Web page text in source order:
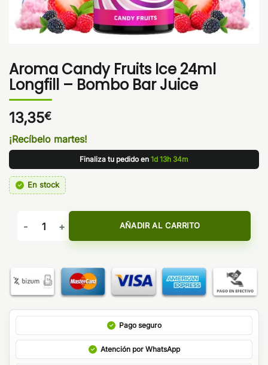
Aroma Candy Fruits Ice 24ml
Longfill – Bombo Bar Juice
13,35€
¡Recíbelo martes!
Finaliza tu pedido en 1d 13h 34m
En stock
Aroma Candy Fruits Ice 24ml Longfill - Bombo Bar Juice
AÑADIR AL CARRITO
Pago seguro
Atención por WhatsApp